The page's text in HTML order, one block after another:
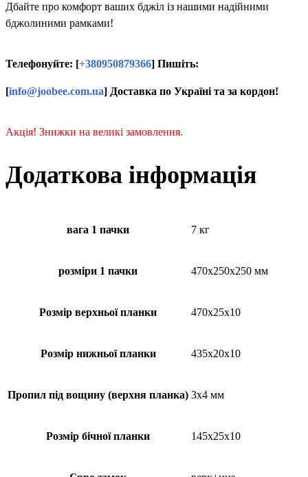
Дбайте про комфорт ваших бджіл із нашими надійними
бджолиними рамками!
Телефонуйте: [+380950879366] Пишіть:
[info@joobee.com.ua] Доставка по Україні та за кордон!
Акція! Знижки на великі замовлення.
Додаткова інформація
вага 1 пачки 7 кг
розміри 1 пачки 470х250х250 мм
Розмір верхньої планки 470х25х10
Розмір нижньої планки 435х20х10
Пропил під вощину (верхня планка) 3х4 мм
Розмір бічної планки 145х25х10